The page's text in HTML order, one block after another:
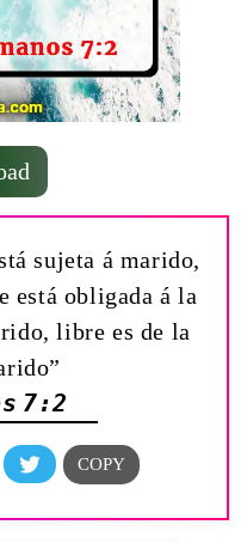
sujeta á marido,
está obligada á la
libre es de la
7:2